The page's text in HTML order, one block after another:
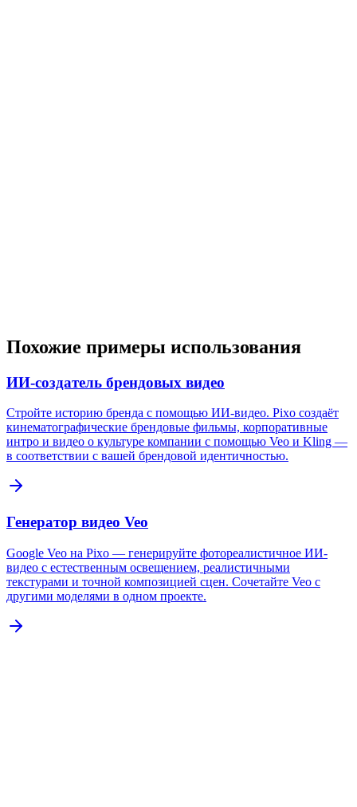
Похожие примеры использования
ИИ-создатель брендовых видео
Стройте историю бренда с помощью ИИ-видео. Pixo создаёт
кинематографические брендовые фильмы, корпоративные
интро и видео о культуре компании с помощью Veo и Kling —
в соответствии с вашей брендовой идентичностью.
Генератор видео Veo
Google Veo на Pixo — генерируйте фотореалистичное ИИ-
видео с естественным освещением, реалистичными
текстурами и точной композицией сцен. Сочетайте Veo с
другими моделями в одном проекте.